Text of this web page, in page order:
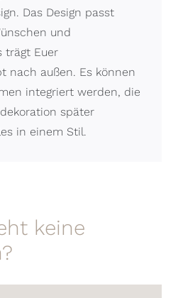
Das Design passt
und
trägt Euer
nach außen. Es können
integriert werden, die
später
in einem Stil.
keine